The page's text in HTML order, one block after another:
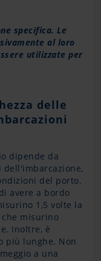
specifica. Le
al loro
utilizzate per
delle
dipende da
del porto.
avere a bordo
1,5 volte la
misurino
Inoltre, è
più lunghe. Non
a una